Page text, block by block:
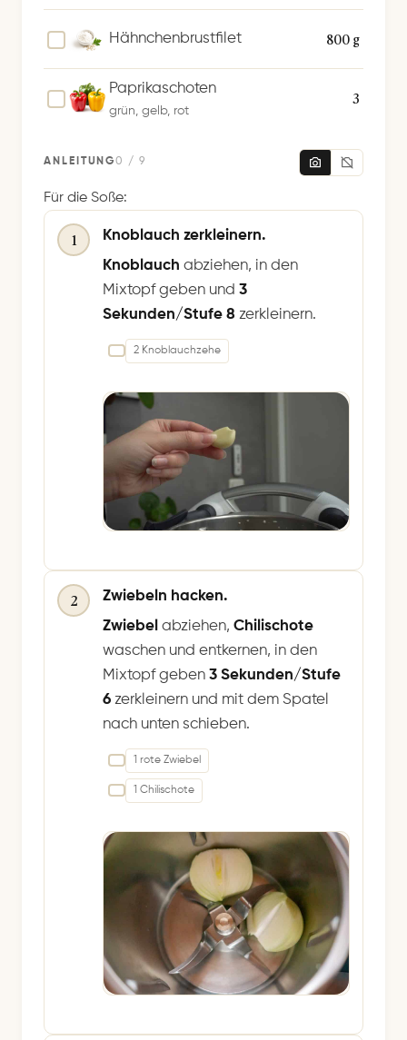
800 g
Hähnchenbrustfilet
3
Paprikaschoten
grün, gelb, rot
ANLEITUNG0 / 9
Für die Soße:
1
Knoblauch zerkleinern.
Knoblauch abziehen, in den
Mixtopf geben und 3
Sekunden/Stufe 8 zerkleinern.
2 Knoblauchzehe
2
Zwiebeln hacken.
Zwiebel abziehen, Chilischote
waschen und entkernen, in den
Mixtopf geben 3 Sekunden/Stufe
6 zerkleinern und mit dem Spatel
nach unten schieben.
1 rote Zwiebel
1 Chilischote